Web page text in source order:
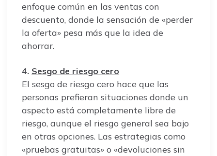
enfoque común en las ventas con
descuento, donde la sensación de «perder
la oferta» pesa más que la idea de
ahorrar.
4. Sesgo de riesgo cero
El sesgo de riesgo cero hace que las
personas prefieran situaciones donde un
aspecto está completamente libre de
riesgo, aunque el riesgo general sea bajo
en otras opciones. Las estrategias como
«pruebas gratuitas» o «devoluciones sin